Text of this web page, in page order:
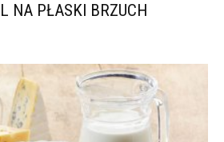
NA PŁASKI BRZUCH